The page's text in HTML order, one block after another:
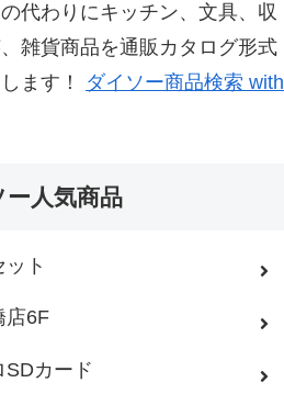
代わりにキッチン、文具、収
雑貨商品を通販カタログ形式
ます！
ダイソー商品検索 with
ー人気商品
ト
店6F
SDカード